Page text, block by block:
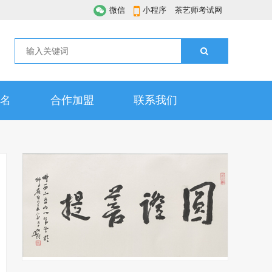
微信 小程序 茶艺师考试网
合作加盟 联系我们